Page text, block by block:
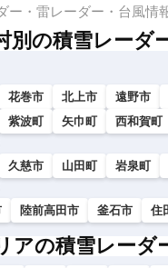
ー・雷レーダー・台風情
別の積雪レーダ
花巻市 北上市 遠野市
紫波町 矢巾町 西和賀町
久慈市 山田町 岩泉町
陸前高田市 釜石市 住
アの積雪レーダ